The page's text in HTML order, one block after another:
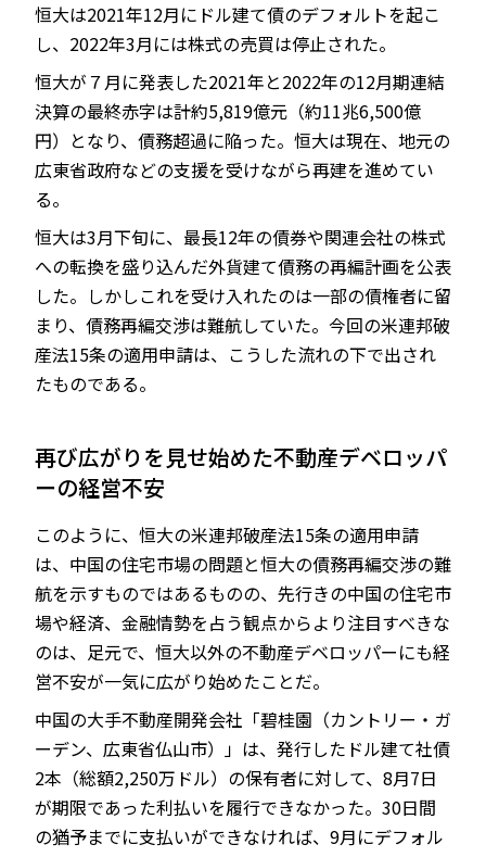
恒大は2021年12月にドル建て債のデフォルトを起こ
し、2022年3月には株式の売買は停止された。
恒大が７月に発表した2021年と2022年の12月期連結
決算の最終赤字は計約5,819億元（約11兆6,500億
円）となり、債務超過に陥った。恒大は現在、地元の
広東省政府などの支援を受けながら再建を進めてい
る。
恒大は3月下旬に、最長12年の債券や関連会社の株式
への転換を盛り込んだ外貨建て債務の再編計画を公表
した。しかしこれを受け入れたのは一部の債権者に留
まり、債務再編交渉は難航していた。今回の米連邦破
産法15条の適用申請は、こうした流れの下で出され
たものである。
再び広がりを見せ始めた不動産デベロッパ
ーの経営不安
このように、恒大の米連邦破産法15条の適用申請
は、中国の住宅市場の問題と恒大の債務再編交渉の難
航を示すものではあるものの、先行きの中国の住宅市
場や経済、金融情勢を占う観点からより注目すべきな
のは、足元で、恒大以外の不動産デベロッパーにも経
営不安が一気に広がり始めたことだ。
中国の大手不動産開発会社「碧桂園（カントリー・ガ
ーデン、広東省仏山市）」は、発行したドル建て社債
2本（総額2,250万ドル）の保有者に対して、8月7日
が期限であった利払いを履行できなかった。30日間
の猶予までに支払いができなければ、9月にデフォル